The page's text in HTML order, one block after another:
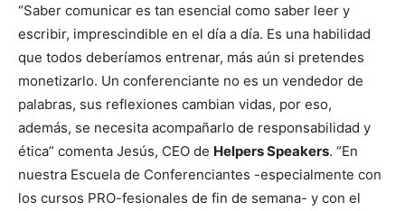
“Saber comunicar es tan esencial como saber leer y
escribir, imprescindible en el día a día. Es una habilidad
que todos deberíamos entrenar, más aún si pretendes
monetizarlo. Un conferenciante no es un vendedor de
palabras, sus reflexiones cambian vidas, por eso,
además, se necesita acompañarlo de responsabilidad y
ética” comenta Jesús, CEO de Helpers Speakers. “En
nuestra Escuela de Conferenciantes -especialmente con
los cursos PRO-fesionales de fin de semana- y con el